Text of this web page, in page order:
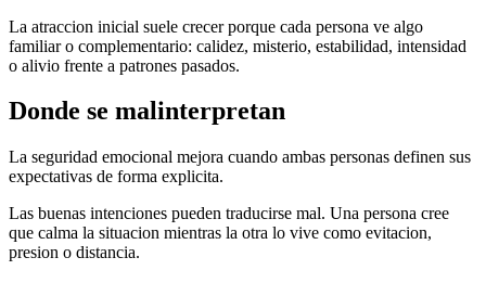
La atraccion inicial suele crecer porque cada persona ve algo
familiar o complementario: calidez, misterio, estabilidad, intensidad
o alivio frente a patrones pasados.
Donde se malinterpretan
La seguridad emocional mejora cuando ambas personas definen sus
expectativas de forma explicita.
Las buenas intenciones pueden traducirse mal. Una persona cree
que calma la situacion mientras la otra lo vive como evitacion,
presion o distancia.